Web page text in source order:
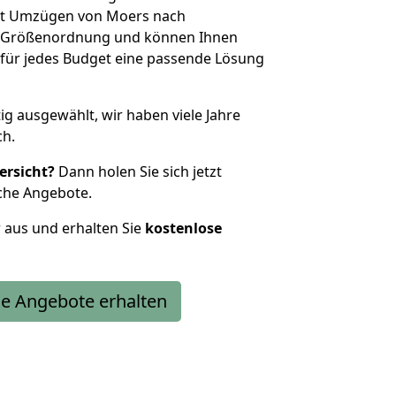
von Moers nach
und können Ihnen
jedes Budget eine passende Lösung
ausgewählt, wir haben viele Jahre
Dann holen Sie sich jetzt
Angebote.
und erhalten Sie kostenlose
Angebote erhalten